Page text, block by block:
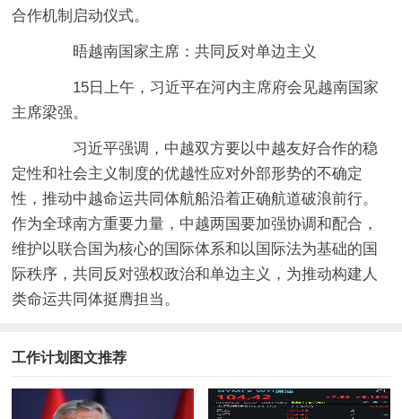
合作机制启动仪式。
晤越南国家主席：共同反对单边主义
15日上午，习近平在河内主席府会见越南国家
主席梁强。
习近平强调，中越双方要以中越友好合作的稳
定性和社会主义制度的优越性应对外部形势的不确定
性，推动中越命运共同体航船沿着正确航道破浪前行。
作为全球南方重要力量，中越两国要加强协调和配合，
维护以联合国为核心的国际体系和以国际法为基础的国
际秩序，共同反对强权政治和单边主义，为推动构建人
类命运共同体挺膺担当。
工作计划图文推荐